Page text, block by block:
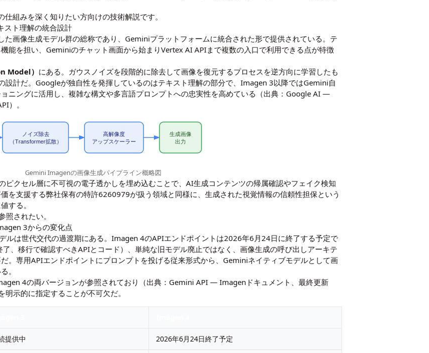
組みを深く知りたい方向けの技術解説です。
スト理解の統合設計
画像生成モデル群の総称であり、Geminiプラットフォームに統合された形で提供されている。テ
能を担い、Geminiのチャット画面から始まりVertex AI APIまで複数の入口で利用できる点が特徴
Model） にある。ガウスノイズを段階的に除去して画像を復元するプロセスを逆方向に学習したも
設計だ。Googleが独自性を発揮しているのはテキスト理解の部分で、Imagen 3以降ではGemini自
ニングに活用し、複雑な構文や多言語プロンプトへの忠実性を高めている（出典：Google AI —
）。
ノイズ除去
（Transformer拡散）
高解像度
アップスケーラー
生成画像
出力
Gemini Imagenの画像生成パイプライン概略図
ピクセル層に不可視の電子透かしを埋め込むことで、AI生成コンテンツの帰属確認やフェイク検知
を支援する弊社保有の特許6260979が扱う領域と同様に、生成された視覚情報の信頼性担保という
する。
照されたい。
3からの変化点
は世代交代の過渡期にある。Imagen 4のAPIエンドポイントは2026年6月24日に終了する予定で
、移行で確認すべきAPIとコード ）、単純な旧モデル廃止ではなく、画像生成の呼び出しアーキテ
。専用APIエンドポイントにプロンプトを投げる従来形式から、Geminiネイティブモデルとして画
。
4の両バージョンが参照されており（出典： Gemini API — Imagenドキュメント
、最終更新
示的に指定することが不可欠だ。
提供中 2026年6月24日終了予定